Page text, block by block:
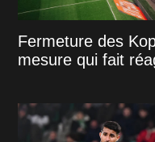
Fermeture des
mesure qui fait